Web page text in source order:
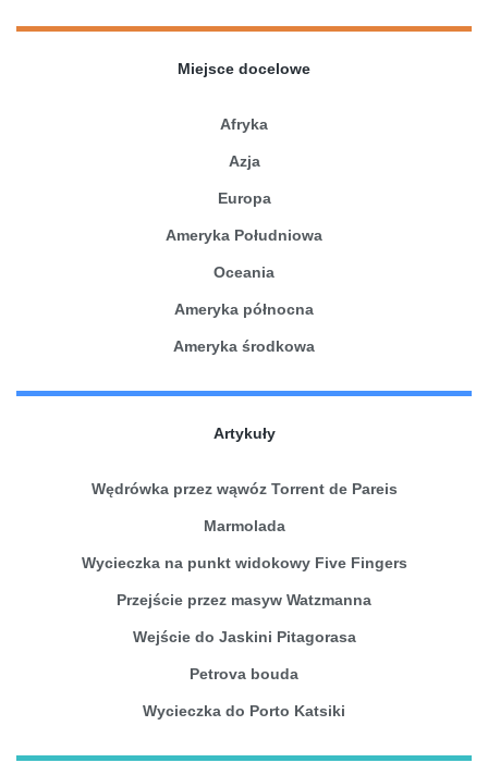
Miejsce docelowe
Afryka
Azja
Europa
Ameryka Południowa
Oceania
Ameryka północna
Ameryka środkowa
Artykuły
Wędrówka przez wąwóz Torrent de Pareis
Marmolada
Wycieczka na punkt widokowy Five Fingers
Przejście przez masyw Watzmanna
Wejście do Jaskini Pitagorasa
Petrova bouda
Wycieczka do Porto Katsiki